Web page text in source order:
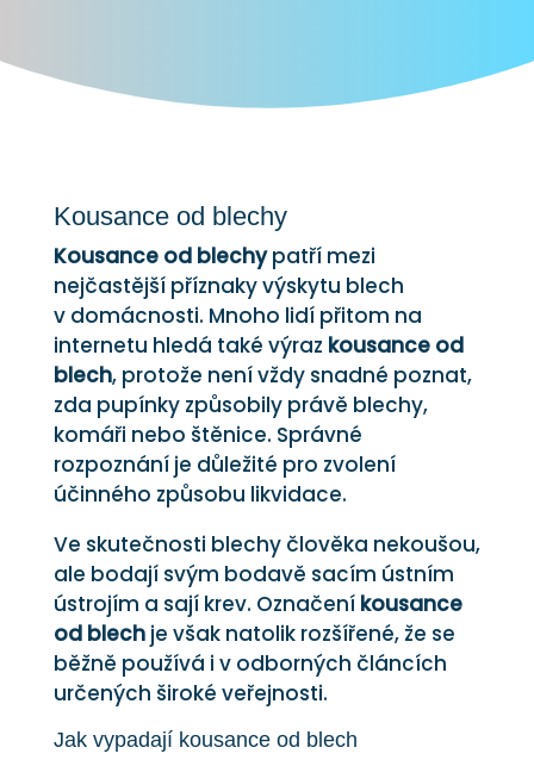
Kousance od blechy
Kousance od blechypatří mezi
nejčastější příznaky výskytu blech
v domácnosti. Mnoho lidí přitom na
internetu hledá také výraz kousance od
blech, protože není vždy snadné poznat,
zda pupínky způsobily právě blechy,
komáři nebo štěnice. Správné
rozpoznání je důležité pro zvolení
účinného způsobu likvidace.
Ve skutečnosti blechy člověka nekoušou,
ale bodají svým bodavě sacím ústním
ústrojím a sají krev. Označení kousance
od blechje však natolik rozšířené, že se
běžně používá i v odborných článcích
určených široké veřejnosti.
Jak vypadají kousance od blech